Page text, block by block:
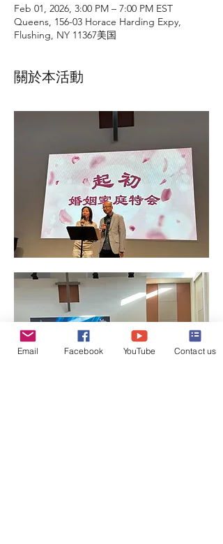
Feb 01, 2026, 3:00 PM – 7:00 PM EST
Queens, 156-03 Horace Harding Expy,
Flushing, NY 11367美国
關於本活動
Email Facebook YouTube Contact us